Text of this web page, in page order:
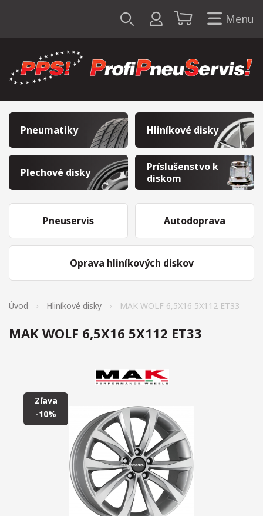
Menu
Pneumatiky Hliníkové disky
Plechové disky
Príslušenstvo k
diskom
Pneuservis
Oprava hliníkových diskov
Autodoprava
Úvod Hliníkové disky MAK WOLF 6,5X16 5X112 ET33
MAK WOLF 6,5X16 5X112 ET33
Zľava
-10%